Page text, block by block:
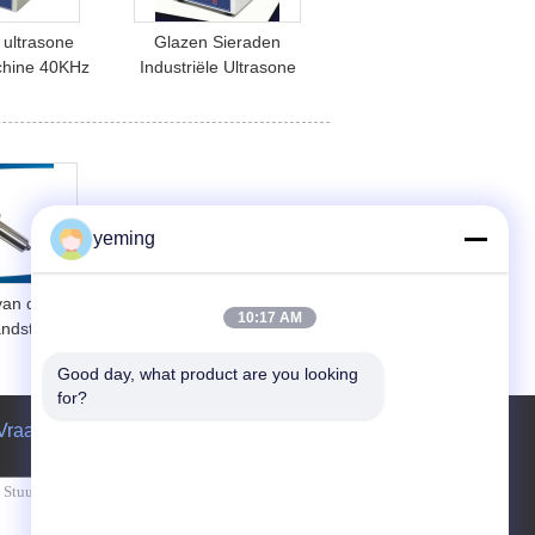
ultrasone
40KHz
Glazen Sieraden
Industriële Ultrasone
de
een offerte aan
yeming
10:17 AM
Good day, what product are you looking
for?